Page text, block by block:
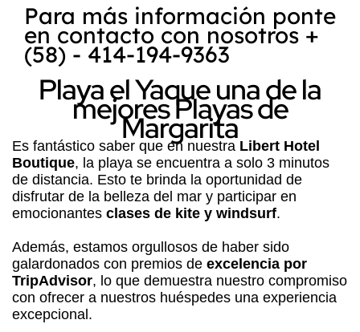
Para más información ponte
en contacto con nosotros +
(58) - 414-194-9363
Playa el Yaque una de la
mejores Playas de
Margarita
Es fantástico saber que en nuestra Libert Hotel
Boutique, la playa se encuentra a solo 3 minutos
de distancia. Esto te brinda la oportunidad de
disfrutar de la belleza del mar y participar en
emocionantes clases de kite y windsurf.
Además, estamos orgullosos de haber sido
galardonados con premios de excelencia por
TripAdvisor, lo que demuestra nuestro compromiso
con ofrecer a nuestros huéspedes una experiencia
excepcional.